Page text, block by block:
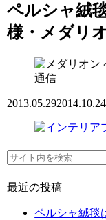
ペルシャ絨
様・メダリ
通信
2013.05.292014.10.24
最近の投稿
ペルシャ絨毯